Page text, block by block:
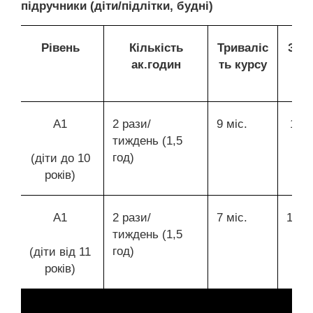
підручники (діти/підлітки, будні)
Рівень
Кількість
ак.годин
Триваліс
ть курсу
А1
(діти до 10
років)
2 рази/
тиждень (1,5
год)
9 міс. 144
А1
(діти від 11
років)
2 рази/
тиждень (1,5
год)
7 міс. 112